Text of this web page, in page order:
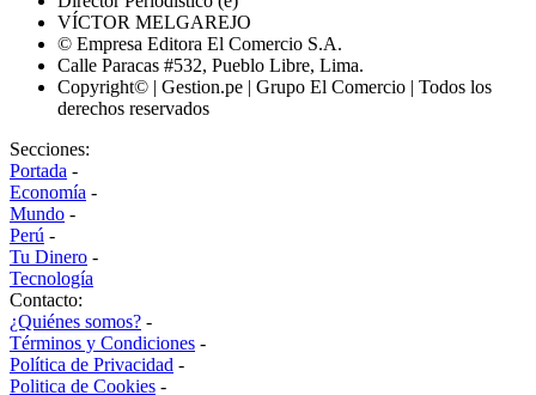
VÍCTOR MELGAREJO
© Empresa Editora El Comercio S.A.
Calle Paracas #532, Pueblo Libre, Lima.
Copyright© | Gestion.pe | Grupo El Comercio | Todos los
derechos reservados
Secciones:
Portada -
Economía -
Mundo -
Perú -
Tu Dinero -
Tecnología
Contacto:
¿Quiénes somos? -
Términos y Condiciones -
Política de Privacidad -
Politica de Cookies -